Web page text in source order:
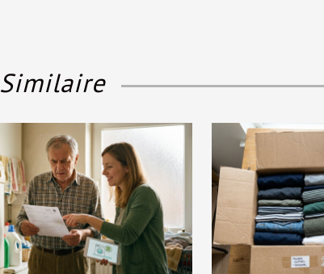
Similaire